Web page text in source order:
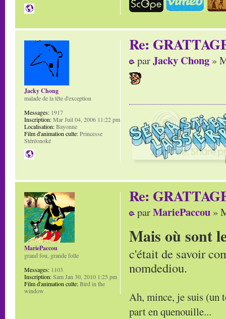
Re:
parJacky Chong »
Jacky Chong
malade de la tête d'exception
Messages: 1917
Inscription:Mar Juil 04, 2006 11:22 pm
Localisation:Bayonne
Film d'animation culte:Princesse
Stéréonoké
Re:
parMariePaccou »
Mais où sont
c'était de savoir
nomdediou.
Ah, mince, je suis (un
part en quenouille...
MariePaccou
grand fou, grande folle
Messages: 1103
Inscription:Sam Jan 30, 2010 1:25 pm
Film d'animation culte:Bird in the
window